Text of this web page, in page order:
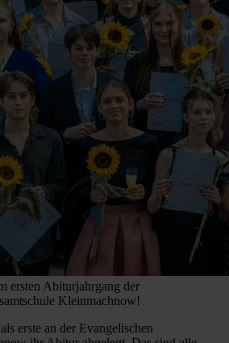
ersten Abiturjahrgang der
Kleinmachnow!
erste an der Evangelischen